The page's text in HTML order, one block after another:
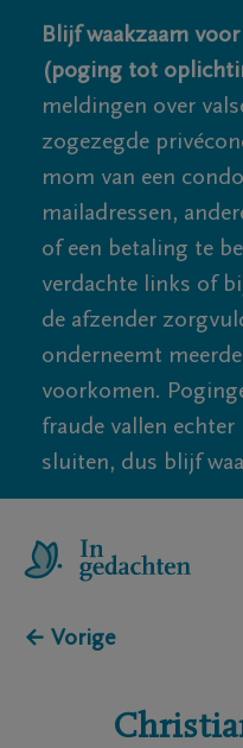
Blijf waakzaam
(poging tot
meldingen over
zogezegde
mom van een
mailadressen,
of een betaling te
verdachte links of
de afzender
onderneemt
voorkomen.
fraude vallen
sluiten, dus blijf
← Vorige